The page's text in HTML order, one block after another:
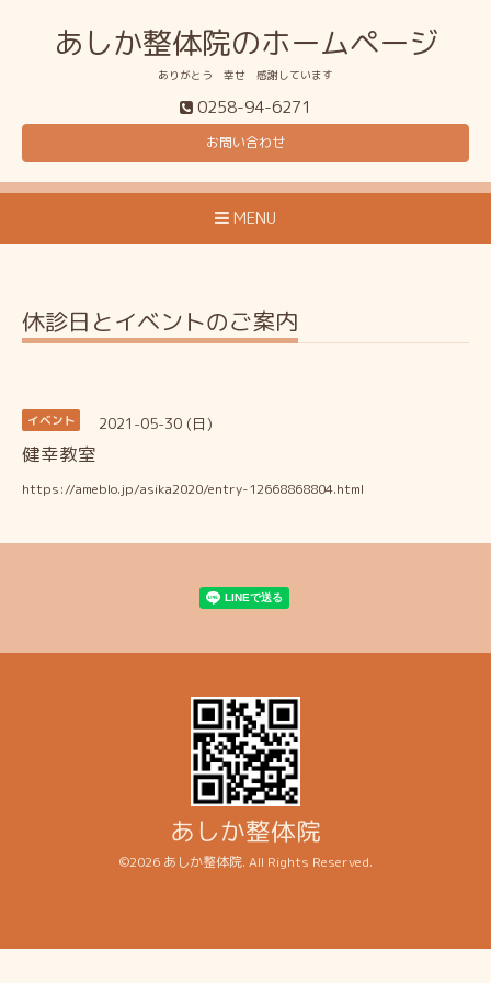
あしか整体院のホームページ
ありがとう 幸せ 感謝しています
0258-94-6271
お問い合わせ
MENU
休診日とイベントのご案内
イベント 2021-05-30 (日)
健幸教室
https://ameblo.jp/asika2020/entry-12668868804.html
あしか整体院
©2026 あしか整体院. All Rights Reserved.